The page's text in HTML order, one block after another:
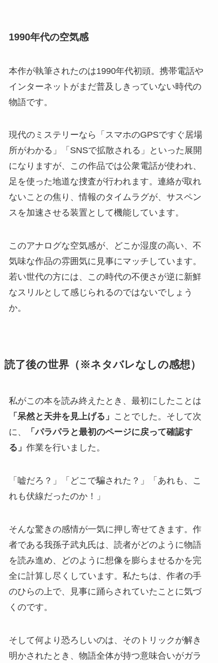
1990年代の空気感
本作が執筆されたのは1990年代初頭。携帯電話や
インターネットがまだ普及しきっていない時代の
物語です。
現代のミステリーなら「スマホのGPSですぐ居場
所がわかる」「SNSで拡散される」といった展開
になりますが、この作品では公衆電話が使われ、
足を使った地道な捜査が行われます。連絡が取れ
ないことの焦り、情報のタイムラグが、サスペン
スを加速させる装置として機能しています。
このアナログな空気感が、どこか湿度の高い、不
気味な作品の雰囲気に見事にマッチしています。
若い世代の方には、この時代の不便さが逆に新鮮
なスリルとして感じられるのではないでしょう
か。
読了後の世界（※ネタバレなしの感想）
私がこの本を読み終えたとき、最初にしたことは
「呆然と天井を見上げる」 ことでした。そして次
に、
「パラパラと最初のページに戻って確認す
る」 作業を行いました。
「嘘だろ？」「どこで騙された？」「あれも、こ
れも伏線だったのか！」
そんな驚きの感情が一気に押し寄せてきます。作
者である我孫子武丸氏は、読者がどのように物語
を読み進め、どのように想像を膨らませるかを完
全に計算し尽くしています。私たちは、作者の手
のひらの上で、見事に踊らされていたことに気づ
くのです。
そして何より恐ろしいのは、そのトリックが解き
明かされたとき、物語全体が持つ意味合いがガラ